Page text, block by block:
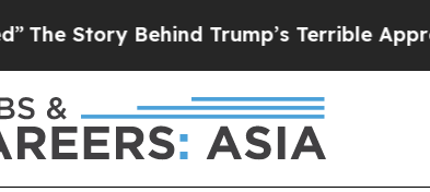
Behind Trump’s Terrible Approval Rating